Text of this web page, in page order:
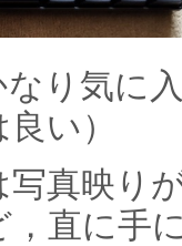
り気に
い）
真映り
直に手